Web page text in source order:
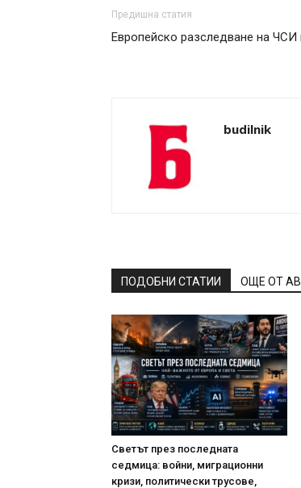
Предишна статия
Европейско разследване на ЧСИ
budilnik
ПОДОБНИ СТАТИИ ОЩЕ ОТ
Светът през последната
седмица: войни, миграционни
кризи, политически трусове,